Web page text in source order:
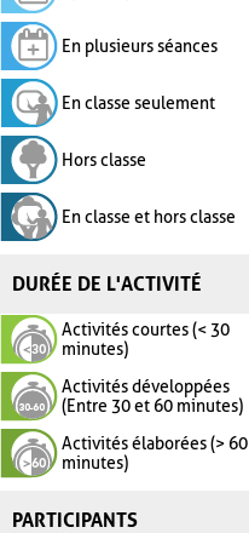
En plusieurs séances
En classe seulement
Hors classe
En classe et hors classe
DURÉE DE L'ACTIVITÉ
Activités courtes (< 30
minutes)
Activités développées
(Entre 30 et 60 minutes)
Activités élaborées (> 60
minutes)
PARTICIPANTS